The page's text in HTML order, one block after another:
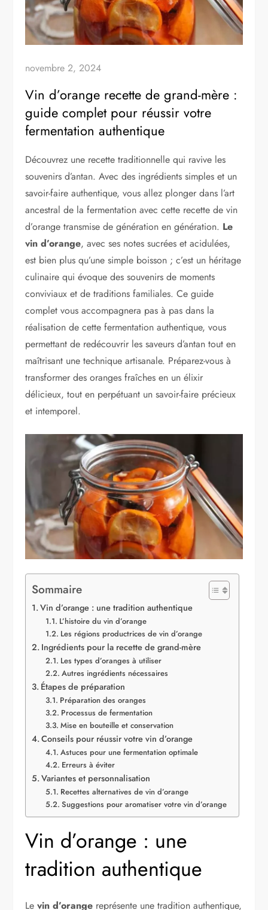
novembre 2, 2024
Vin d’orange recette de grand-mère :
guide complet pour réussir votre
fermentation authentique
Découvrez une recette traditionnelle qui ravive les
souvenirs d’antan. Avec des ingrédients simples et un
savoir-faire authentique, vous allez plonger dans l’art
ancestral de la fermentation avec cette recette de vin
d’orange transmise de génération en génération. Le
vin d’orange, avec ses notes sucrées et acidulées,
est bien plus qu’une simple boisson ; c’est un héritage
culinaire qui évoque des souvenirs de moments
conviviaux et de traditions familiales. Ce guide
complet vous accompagnera pas à pas dans la
réalisation de cette fermentation authentique, vous
permettant de redécouvrir les saveurs d’antan tout en
maîtrisant une technique artisanale. Préparez-vous à
transformer des oranges fraîches en un élixir
délicieux, tout en perpétuant un savoir-faire précieux
et intemporel.
Sommaire
Vin d’orange : une tradition authentique
L’histoire du vin d’orange
Les régions productrices de vin d’orange
Ingrédients pour la recette de grand-mère
Les types d’oranges à utiliser
Autres ingrédients nécessaires
Étapes de préparation
Préparation des oranges
Processus de fermentation
Mise en bouteille et conservation
Conseils pour réussir votre vin d’orange
Astuces pour une fermentation optimale
Erreurs à éviter
Variantes et personnalisation
Recettes alternatives de vin d’orange
Suggestions pour aromatiser votre vin d’orange
Vin d’orange : une
tradition authentique
Levin d’orange représente une tradition authentique,